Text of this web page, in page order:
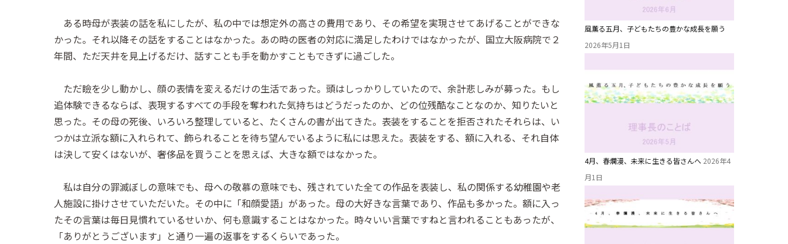
ある時母が表装の話を私にしたが、私の中では想定外の高さの費用であり、その希望を実現させてあげることができな
かった。それ以降その話をすることはなかった。あの時の医者の対応に満足したわけではなかったが、国立大阪病院で２
年間、ただ天井を見上げるだけ、話すことも手を動かすこともできずに過ごした。
ただ瞼を少し動かし、顔の表情を変えるだけの生活であった。頭はしっかりしていたので、余計悲しみが募った。もし
追体験できるならば、表現するすべての手段を奪われた気持ちはどうだったのか、どの位残酷なことなのか、知りたいと
思った。その母の死後、いろいろ整理していると、たくさんの書が出てきた。表装をすることを拒否されたそれらは、い
つかは立派な額に入れられて、飾られることを待ち望んでいるように私には思えた。表装をする、額に入れる、それ自体
は決して安くはないが、奢侈品を買うことを思えば、大きな額ではなかった。
私は自分の罪滅ぼしの意味でも、母への敬慕の意味でも、残されていた全ての作品を表装し、私の関係する幼稚園や老
人施設に掛けさせていただいた。その中に「和顔愛語」があった。母の大好きな言葉であり、作品も多かった。額に入っ
たその言葉は毎日見慣れているせいか、何も意識することはなかった。時々いい言葉ですねと言われることもあったが、
「ありがとうございます」と通り一遍の返事をするくらいであった。
風薫る五月、子どもたちの豊かな成長を願う
2026年5月1日
4月、春爛漫、未来に生きる皆さんへ 2026年4
月1日